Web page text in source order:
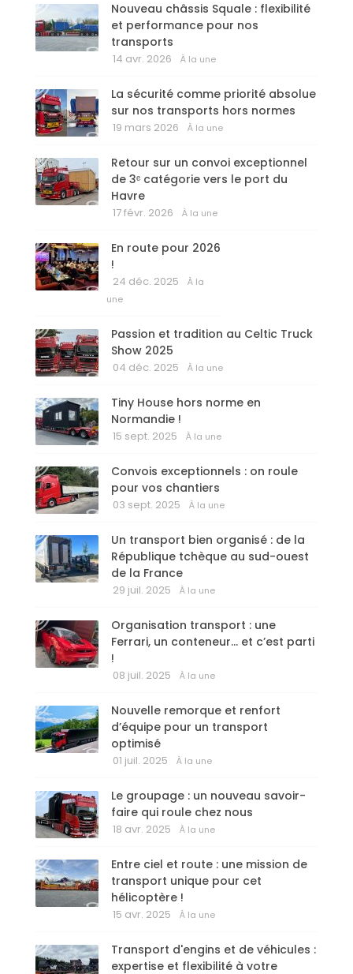
Nouveau châssis Squale : flexibilité
et performance pour nos
transports
14 avr. 2026 À la une
La sécurité comme priorité absolue
sur nos transports hors normes
19 mars 2026 À la une
Retour sur un convoi exceptionnel
de 3ᵉ catégorie vers le port du
Havre
17 févr. 2026 À la une
En route pour 2026
!
24 déc. 2025
À la
une
Passion et tradition au Celtic Truck
Show 2025
04 déc. 2025 À la une
Tiny House hors norme en
Normandie !
15 sept. 2025 À la une
Convois exceptionnels : on roule
pour vos chantiers
03 sept. 2025 À la une
Un transport bien organisé : de la
République tchèque au sud-ouest
de la France
29 juil. 2025 À la une
Organisation transport : une
Ferrari, un conteneur… et c’est parti
!
08 juil. 2025 À la une
Nouvelle remorque et renfort
d’équipe pour un transport
optimisé
01 juil. 2025 À la une
Le groupage : un nouveau savoir-
faire qui roule chez nous
18 avr. 2025 À la une
Entre ciel et route : une mission de
transport unique pour cet
hélicoptère !
15 avr. 2025 À la une
Transport d'engins et de véhicules :
expertise et flexibilité à votre